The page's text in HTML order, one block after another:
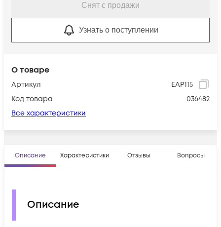
О товаре
Артикул
EAP115
Код товара
036482
Все характеристики
Снят с продажи
Узнать о поступлении
Описание Характеристики Отзывы Вопросы
Описание